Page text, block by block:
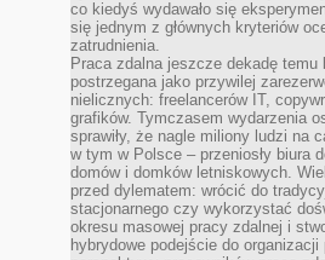
co kiedyś wydawało się
się jednym z głównych kryteriów
zatrudnienia.
Praca zdalna jeszcze dekadę temu
postrzegana jako przywilej
nielicznych: freelancerów IT,
grafików. Tymczasem wydarzenia
sprawiły, że nagle miliony ludzi na
w tym w Polsce – przeniosły biura
domów i domków letniskowych.
przed dylematem: wrócić do
stacjonarnego czy wykorzystać
okresu masowej pracy zdalnej i
hybrydowe podejście do organizacji